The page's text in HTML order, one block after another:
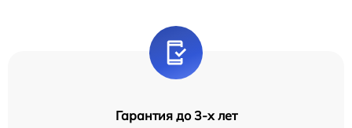
Гарантия до 3-х лет